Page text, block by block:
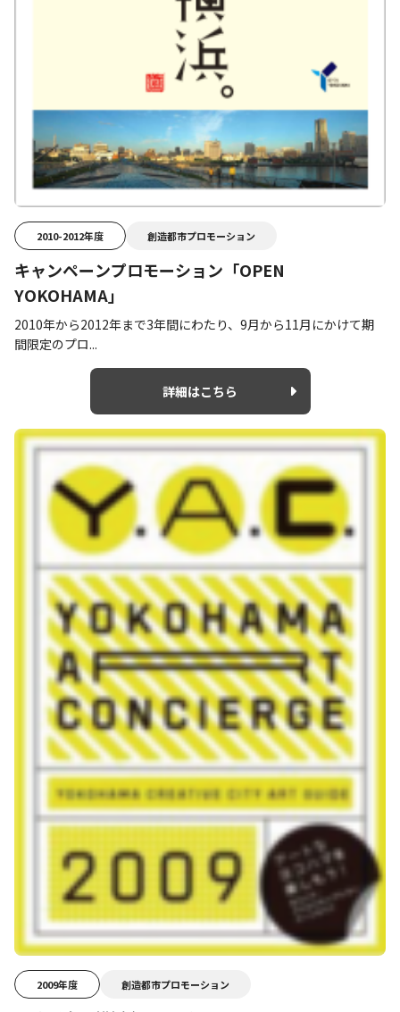
2010-2012年度 創造都市プロモーション
キャンペーンプロモーション「OPEN
YOKOHAMA」
2010年から2012年まで3年間にわたり、9月から11月にかけて期
間限定のプロ...
詳細はこちら
2009年度 創造都市プロモーション